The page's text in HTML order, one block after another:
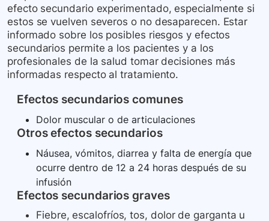
efecto secundario experimentado, especialmente si
estos se vuelven severos o no desaparecen. Estar
informado sobre los posibles riesgos y efectos
secundarios permite a los pacientes y a los
profesionales de la salud tomar decisiones más
informadas respecto al tratamiento.
Efectos secundarios comunes
Dolor muscular o de articulaciones
Otros efectos secundarios
Náusea, vómitos, diarrea y falta de energía que
ocurre dentro de 12 a 24 horas después de su
infusión
Efectos secundarios graves
Fiebre, escalofríos, tos, dolor de garganta u